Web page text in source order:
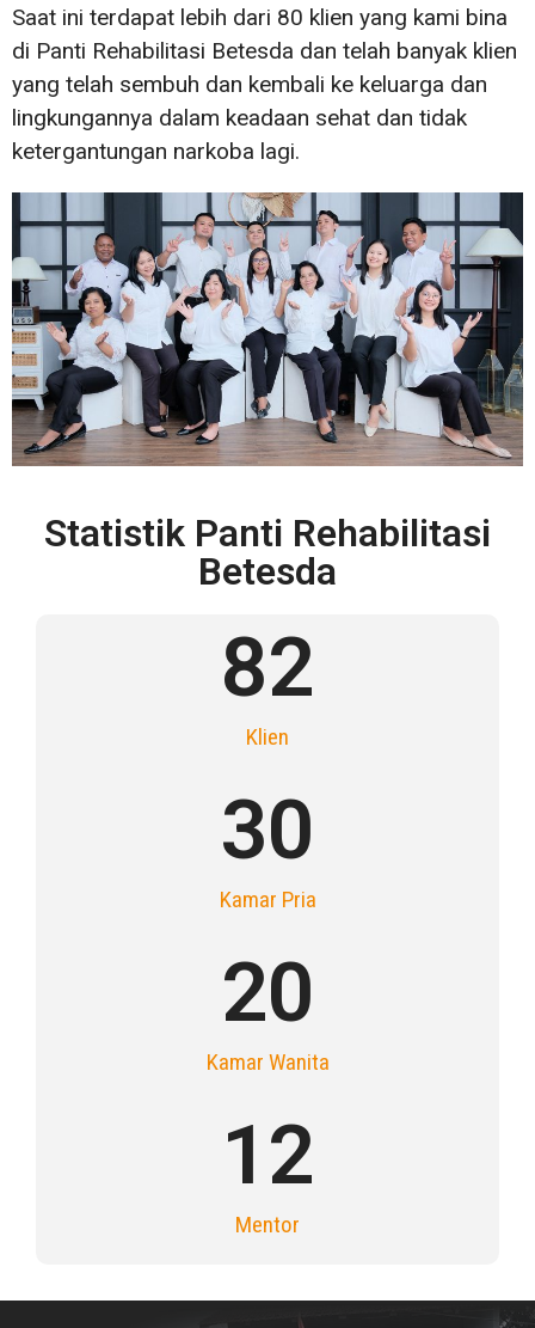
Saat ini terdapat lebih dari 80 klien yang kami bina
di Panti Rehabilitasi Betesda dan telah banyak klien
yang telah sembuh dan kembali ke keluarga dan
lingkungannya dalam keadaan sehat dan tidak
ketergantungan narkoba lagi.
Statistik Panti Rehabilitasi
Betesda
Klien
82
Kamar Pria
30
Kamar Wanita
20
Mentor
12